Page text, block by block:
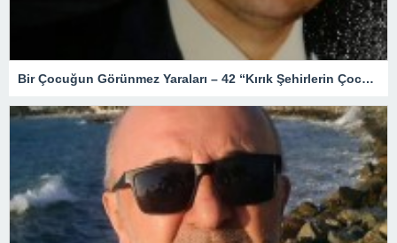
Bir Çocuğun Görünmez Yaraları – 42 “Kırık Şehirlerin Çocukları”